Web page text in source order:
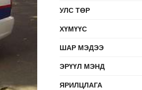
УЛС ТӨР
ХҮМҮҮС
ШАР МЭДЭЭ
ЭРҮҮЛ МЭНД
ЯРИЛЦЛАГА